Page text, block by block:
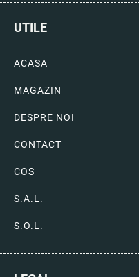
UTILE
ACASA
MAGAZIN
DESPRE NOI
CONTACT
COS
S.A.L.
S.O.L.